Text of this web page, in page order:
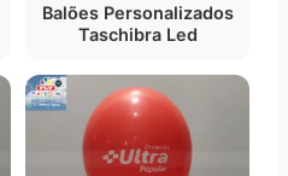
Balões Personalizados
Taschibra Led